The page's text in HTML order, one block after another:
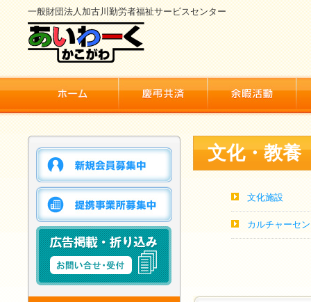
一般財団法人加古川勤労者福祉サービスセンター
文化・教養
文化施設
カルチャーセ